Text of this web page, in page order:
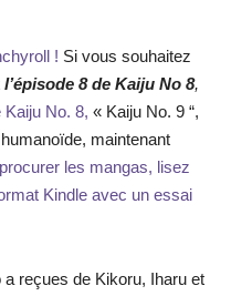
! Si vous souhaitez
l’épisode 8 de Kaiju No 8,
Kaiju No. 8, « Kaiju No. 9 “,
maintenant
les mangas, lisez
Kindle avec un essai
reçues de Kikoru, Iharu et